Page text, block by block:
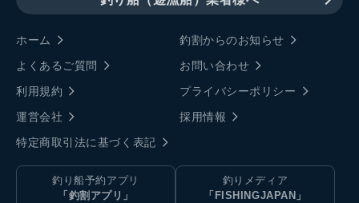
ホーム
釣割からのお知らせ
よくあるご質問
お問い合わせ
利用規約
プライバシーポリシー
運営会社
採用情報
特定商取引法に基づく表記
釣り船予約アプリ
「釣割アプリ」
釣りメディア
「FISHINGJAPAN」